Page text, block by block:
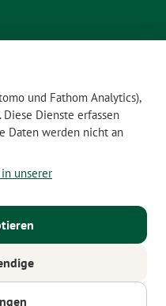
und Fathom Analytics),
Diese Dienste erfassen
Daten werden nicht an
unserer